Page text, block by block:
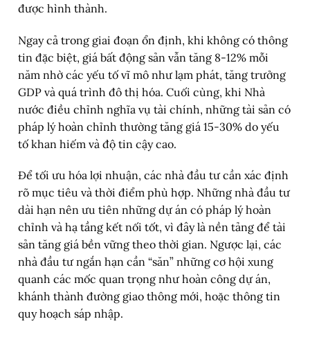
được hình thành.
Ngay cả trong giai đoạn ổn định, khi không có thông
tin đặc biệt, giá bất động sản vẫn tăng 8-12% mỗi
năm nhờ các yếu tố vĩ mô như lạm phát, tăng trưởng
GDP và quá trình đô thị hóa. Cuối cùng, khi Nhà
nước điều chỉnh nghĩa vụ tài chính, những tài sản có
pháp lý hoàn chỉnh thường tăng giá 15-30% do yếu
tố khan hiếm và độ tin cậy cao.
Để tối ưu hóa lợi nhuận, các nhà đầu tư cần xác định
rõ mục tiêu và thời điểm phù hợp. Những nhà đầu tư
dài hạn nên ưu tiên những dự án có pháp lý hoàn
chỉnh và hạ tầng kết nối tốt, vì đây là nền tảng để tài
sản tăng giá bền vững theo thời gian. Ngược lại, các
nhà đầu tư ngắn hạn cần “săn” những cơ hội xung
quanh các mốc quan trọng như hoàn công dự án,
khánh thành đường giao thông mới, hoặc thông tin
quy hoạch sáp nhập.